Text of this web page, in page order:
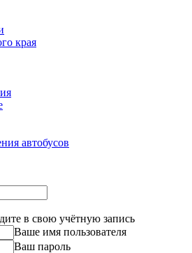
края
автобусов
в свою учётную запись
Ваше имя пользователя
Ваш пароль